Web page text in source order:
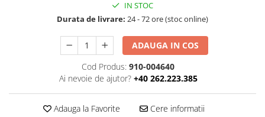
IN STOC
Durata de livrare: 24 - 72 ore (stoc online)
ADAUGA IN COS
Cod Produs: 910-004640
Ai nevoie de ajutor? +40 262.223.385
Adauga la Favorite Cere informatii